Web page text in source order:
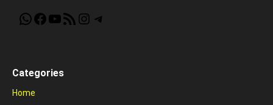
WhatsApp
Facebook
YouTube
RSS FeedInstagram
Telegram
Categories
Home